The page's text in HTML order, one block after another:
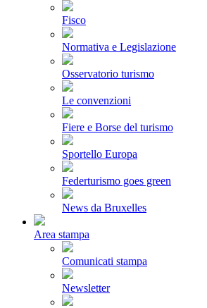
Fisco
Normativa e Legislazione
Osservatorio turismo
Le convenzioni
Fiere e Borse del turismo
Sportello Europa
Federturismo goes green
News da Bruxelles
Area stampa
Comunicati stampa
Newsletter